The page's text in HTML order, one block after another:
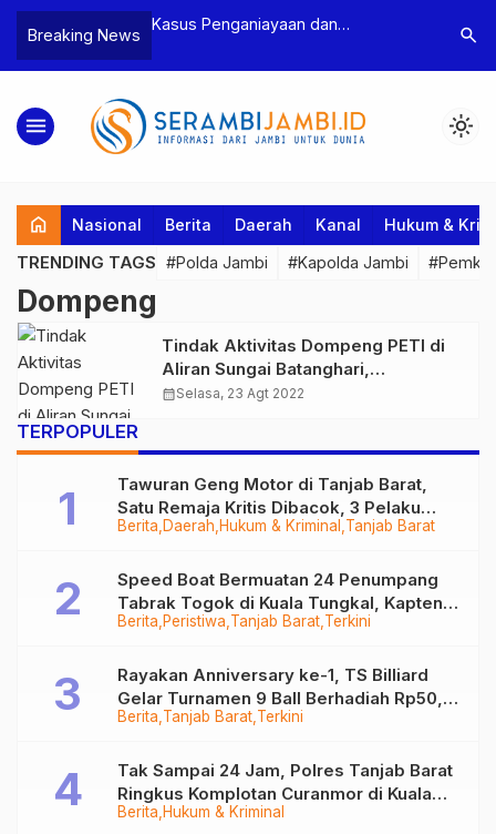
Breaking News
Bea Cukai
Pelaku beserta
dan 146 Gram
Kasus Penganiayaan dan
Tebo Tetapkan Dua Tersangka
Polres
Dua
search
menu light_mode
home Nasional Berita Daerah Kanal Hukum &
TRENDING TAGS #Polda Jambi #Kapolda Jambi
Dompeng
Tindak Aktivitas Dompeng PETI di
Aliran Sungai Batanghari,
Ditreskrimsus Polda Jambi
calendar_monthSelasa, 23 Agt 2022
TERPOPULER
Berita Daerah Hukum & Kriminal Tanjab Barat
Tawuran Geng Motor di Tanjab Barat,
Satu Remaja Kritis Dibacok, 3 Pelaku
Ditangkap
Berita Peristiwa Tanjab Barat Terkini
Speed Boat Bermuatan 24 Penumpang
Tabrak Togok di Kuala Tungkal, Kapten
Sempat Hilang
Berita Tanjab Barat Terkini
Rayakan Anniversary ke-1, TS Billiard
Gelar Turnamen 9 Ball Berhadiah Rp50,8
Juta
Berita Hukum & Kriminal
Tak Sampai 24 Jam, Polres Tanjab Barat
Ringkus Komplotan Curanmor di Kuala
Tungkal